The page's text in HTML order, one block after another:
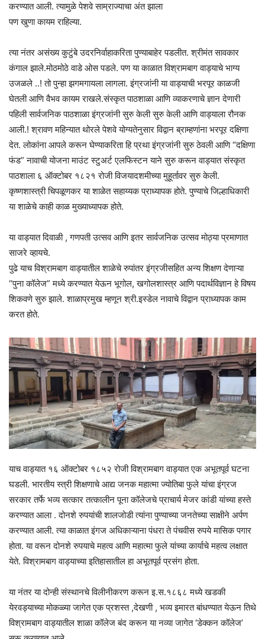
करण्यात आली. त्यामुळे पेशवे साम्राज्याचा अंत झाला
पण खुणा कायम राहिल्या.
त्या नंतर असंख्य कुटुंबे उदरनिर्वाहाकरिता पुण्याबाहेर पडलीत. श्रीमंत सावकार
कंगाल झाले.मोठमोठे वाडे ओस पडले. पण या काळात विश्रामबाग वाड्याचे भाग्य
उजळले ..! तो पुन्हा झगमगायला लागला. इंग्रजांनी या वाड्याची भरपूर काळजी
घेतली आणि वैभव कायम राखले.संस्कृत पाठशाळा आणि व्याकरणाचे ज्ञान देणारी
पहिली सार्वजनिक पाठशाळा इंग्रजांनी सुरु केली सुरु केली आणि वाड्याला रौनक
आली.! श्रावण महिन्यात थोरले पेशवे योग्यतेनुसार विद्वान ब्राम्हणांना भरपूर दक्षिणा
देत. लोकांना आपले करून घेण्याकरिता हि प्रथा इंग्रजांनी सुरु ठेवली आणि “दक्षिणा
फंड” नावाची योजना माउंट स्टुअर्ट एलफिस्टन याने सुरु करून वाड्यात संस्कृत
पाठशाला ६ ऑक्टोबर १८२१ रोजी विजयादशमीच्या मुहूर्तावर सुरु केली.
कृष्णशास्त्री चिपळूणकर या शाळेत सहाय्यक प्राध्यापक होते. पुण्याचे जिल्हाधिकारी
या शाळेचे काही काळ मुख्याध्यापक होते.
या वाड्यात दिवाळी , गणपती उत्सव आणि इतर सार्वजनिक उत्सव मोठ्या प्रमाणात
साजरे व्हायचे.
पुढे याच विश्रामबाग वाड्यातील शाळेचे रुपांतर इंग्रजीसहित अन्य शिक्षण देणाऱ्या
“पुना कॉलेज” मध्ये करण्यात येऊन भूगोल, खगोलशास्त्र आणि पदार्थविज्ञान हे विषय
शिकवणे सुरु झाले. शाळाप्रमुख म्हणून श्री.इस्डेल नावाचे विद्वान प्राध्यापक काम
करत होते.
याच वाड्यात १६ ऑक्टोबर १८५२ रोजी विश्रामबाग वाड्यात एक अभूतपूर्व घटना
घडली. भारतीय स्त्री शिक्षणाचे आद्य जनक महात्मा ज्योतिबा फुले यांचा इंग्रज
सरकार तर्फे भव्य सत्कार तत्कालीन पूना कॉलेजचे प्राचार्य मेजर कांडी यांच्या हस्ते
करण्यात आला . दोनशे रुपयांची शालजोडी त्यांना पुण्याच्या जनतेच्या साक्षीने अर्पण
करण्यात आली. त्या काळात इंगज अधिकाऱ्याना पंधरा ते पंचवीस रुपये मासिक पगार
होता. या वरून दोनशे रुपयाचे महत्व आणि महात्मा फुले यांच्या कार्याचे महत्व लक्षात
येते. विश्रामबाग वाड्याच्या इतिहासातील हा अभूतपूर्व प्रसंग होता.
या नंतर या दोन्ही संस्थानचे विलीनीकरण करून इ.स.१८६८ मध्ये खडकी
येरवड्याच्या मोकळ्या जागेत एक प्रशस्त ,देखणी , भव्य इमारत बांधण्यात येऊन तिथे
विश्रामबाग वाड्यातील शाळा कॉलेज बंद करून या नव्या जागेत ‘डेक्कन कॉलेज’